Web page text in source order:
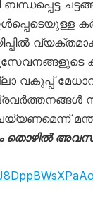
വകുപ്പ്
തൊഴിൽ